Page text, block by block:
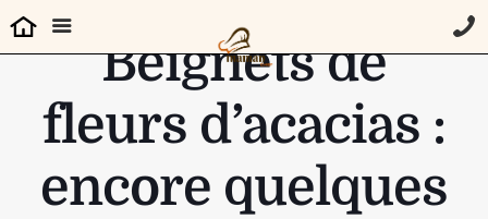
Beignets de
fleurs d’acacias :
encore quelques